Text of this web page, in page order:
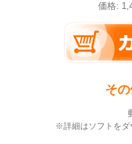
価格:
そ
※詳細はソフトをダ